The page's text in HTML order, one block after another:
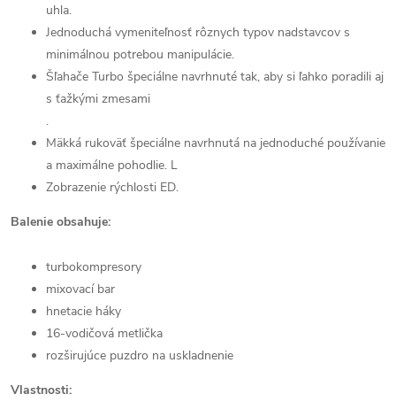
uhla.
Jednoduchá vymeniteľnosť rôznych typov nadstavcov s
minimálnou potrebou manipulácie.
Šľahače Turbo špeciálne navrhnuté tak, aby si ľahko poradili aj
s ťažkými zmesami
.
Mäkká rukoväť špeciálne navrhnutá na jednoduché používanie
a maximálne pohodlie. L
Zobrazenie rýchlosti ED.
Balenie obsahuje:
turbokompresory
mixovací bar
hnetacie háky
16-vodičová metlička
rozširujúce puzdro na uskladnenie
Vlastnosti: